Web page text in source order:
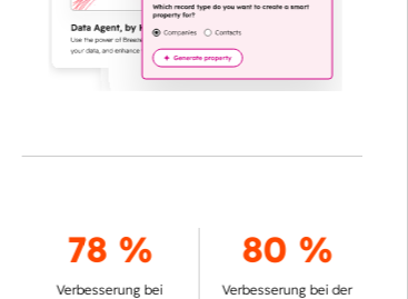
78 %
Verbesserung bei
80 %
Verbesserung bei der